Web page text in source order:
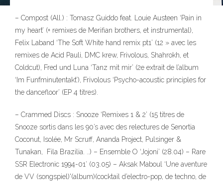
– Compost (All.) : Tomasz Guiddo feat. Louie Austeen ‘Pain in
my heart’ (+ remixes de Merifian brothers, et instrumental),
Felix Laband ‘The Soft White hand remix pt1’ (12 » avec les
remixes de Acid Pauli, DMC krew, Frivolous, Shahrokh, et
Coldcut), Fred und Luna ‘Tanz mit mir’ (2e extrait de l’album
‘Im Funfminutentakt’), Frivolous ‘Psycho-acoustic principles for
the dancefloor’ (EP 4 titres).
– Crammed Discs : Snooze ‘Remixes 1 & 2’ (15 titres de
Snooze sortis dans les 90’s avec des relectures de Senortia
Coconut, Isolée, Mr Scruff, Ananda Project, Pulsinger &
Tunakan, Fila Brazilia. ..) – Ensemble O ‘Jojoni’ (28.04) – Rare
SSR Electronic 1994-01′ (03.05) – Aksak Maboul ‘Une aventure
de VV (songspiel)'(album)(cocktail d’electro-pop, de techno, de